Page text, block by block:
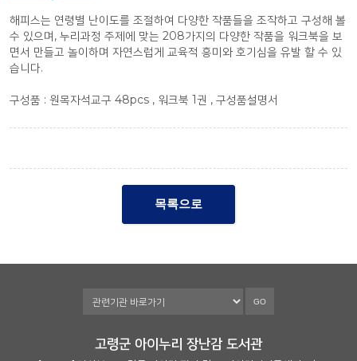
해피스는 연령별 난이도를 조절하여 다양한 작품들을 조작하고 구성해 볼
수 있으며, 누리과정 주제에 맞는 208가지의 다양한 작품을 워크북을 보
면서 만들고 놀이하며 자연스럽게 교육적 흥미와 호기심을 유발 할 수 있
습니다.
구성품 : 원목자석교구 48pcs , 워크북 1권 , 구성품설명서
목록으로
고령군 아이누리 장난감 도서관
GO